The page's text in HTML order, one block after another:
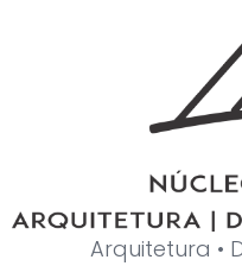
Arquitetura •